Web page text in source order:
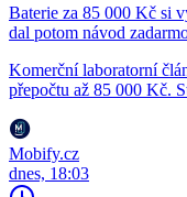
Baterie za 85 000 Kč si
dal potom návod
Komerční laboratorní
přepočtu až 85 000 Kč.
Mobify.cz
dnes, 18:03